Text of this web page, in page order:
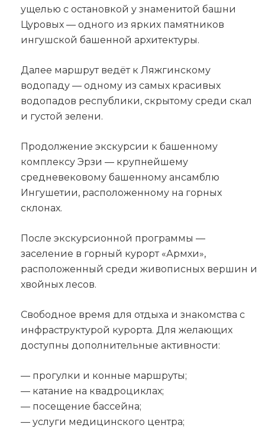
ущелью с остановкой у знаменитой башни
Цуровых — одного из ярких памятников
ингушской башенной архитектуры.
Далее маршрут ведёт к Ляжгинскому
водопаду — одному из самых красивых
водопадов республики, скрытому среди скал
и густой зелени.
Продолжение экскурсии к башенному
комплексу Эрзи — крупнейшему
средневековому башенному ансамблю
Ингушетии, расположенному на горных
склонах.
После экскурсионной программы —
заселение в горный курорт «Армхи»,
расположенный среди живописных вершин и
хвойных лесов.
Свободное время для отдыха и знакомства с
инфраструктурой курорта. Для желающих
доступны дополнительные активности:
— прогулки и конные маршруты;
— катание на квадроциклах;
— посещение бассейна;
— услуги медицинского центра;